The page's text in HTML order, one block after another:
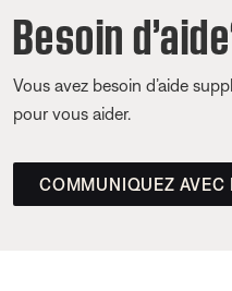
Besoin
Vous avez besoin d’aide
pour vous aider.
COMMUNIQUEZ AVEC